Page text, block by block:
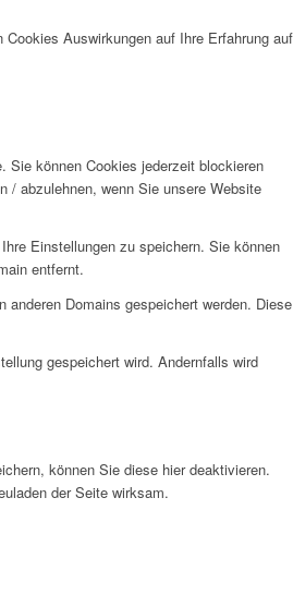
Auswirkungen auf Ihre Erfahrung auf
Sie können Cookies jederzeit blockieren
/ abzulehnen, wenn Sie unsere Website
Einstellungen zu speichern. Sie können
entfernt.
Domains gespeichert werden. Diese
gespeichert wird. Andernfalls wird
können Sie diese hier deaktivieren.
der Seite wirksam.